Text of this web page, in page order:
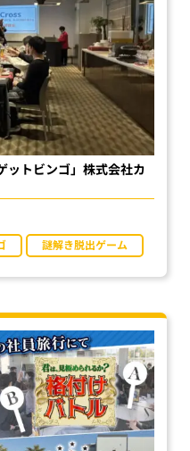
ットビンゴ」株式会社カ
謎解き脱出ゲーム